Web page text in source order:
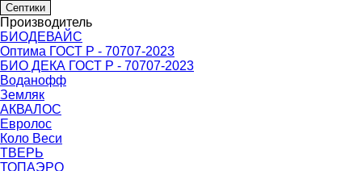
Септики
Производитель
БИОДЕВАЙС
Оптима ГОСТ Р - 70707-2023
БИО ДЕКА ГОСТ Р - 70707-2023
Воданофф
Земляк
АКВАЛОС
Евролос
Коло Веси
ТВЕРЬ
ТОПАЭРО